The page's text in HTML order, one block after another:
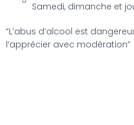
Samedi, dimanche et
“L’abus d’alcool est
l’apprécier avec modération”